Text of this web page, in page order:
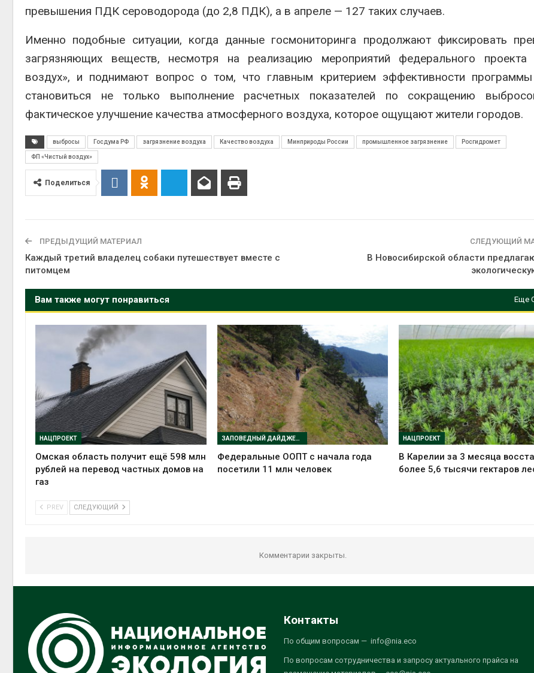
превышения ПДК сероводорода (до 2,8 ПДК), а в апреле — 127 таких случаев.
Именно подобные ситуации, когда данные госмониторинга продолжают фиксировать
загрязняющих веществ, несмотря на реализацию мероприятий федерального проекта
воздух», и поднимают вопрос о том, что главным критерием эффективности
становиться не только выполнение расчетных показателей по сокращению
фактическое улучшение качества атмосферного воздуха, которое ощущают жители городов.
выбросы Госдума РФ загрязнение воздуха Качество воздуха Минприроды России промышленное загрязнение Росгидромет
ФП «Чистый воздух»
Поделиться
ПРЕДЫДУЩИЙ МАТЕРИАЛ
Каждый третий владелец собаки путешествует вместе с
питомцем
СЛЕДУЮЩИЙ
В Новосибирской области
Вам также могут понравиться Еще
НАЦПРОЕКТ
Омская область получит ещё 598 млн
рублей на перевод частных домов на
газ
ЗАПОВЕДНЫЙ ДАЙДЖЕСТ
Федеральные ООПТ с начала года
посетили 11 млн человек
НАЦПРОЕКТ
В Карелии за 3 месяца
более 5,6 тысячи гектаров
PREV СЛЕДУЮЩИЙ
Комментарии закрыты.
Контакты
По общим вопросам — info@nia.eco
По вопросам сотрудничества и запросу актуального прайса на